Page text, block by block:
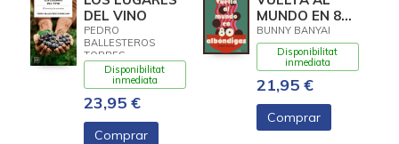
DEL VINO
PEDRO
BALLESTEROS
TORRES
Disponibilitat
inmediata
23,95 €
Comprar
MUNDO EN 80
ALBONDIGAS
BUNNY BANYAI
Disponibilitat
inmediata
21,95 €
Comprar